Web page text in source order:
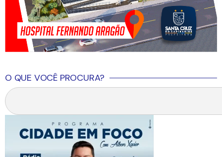
O QUE VOCÊ PROCURA?